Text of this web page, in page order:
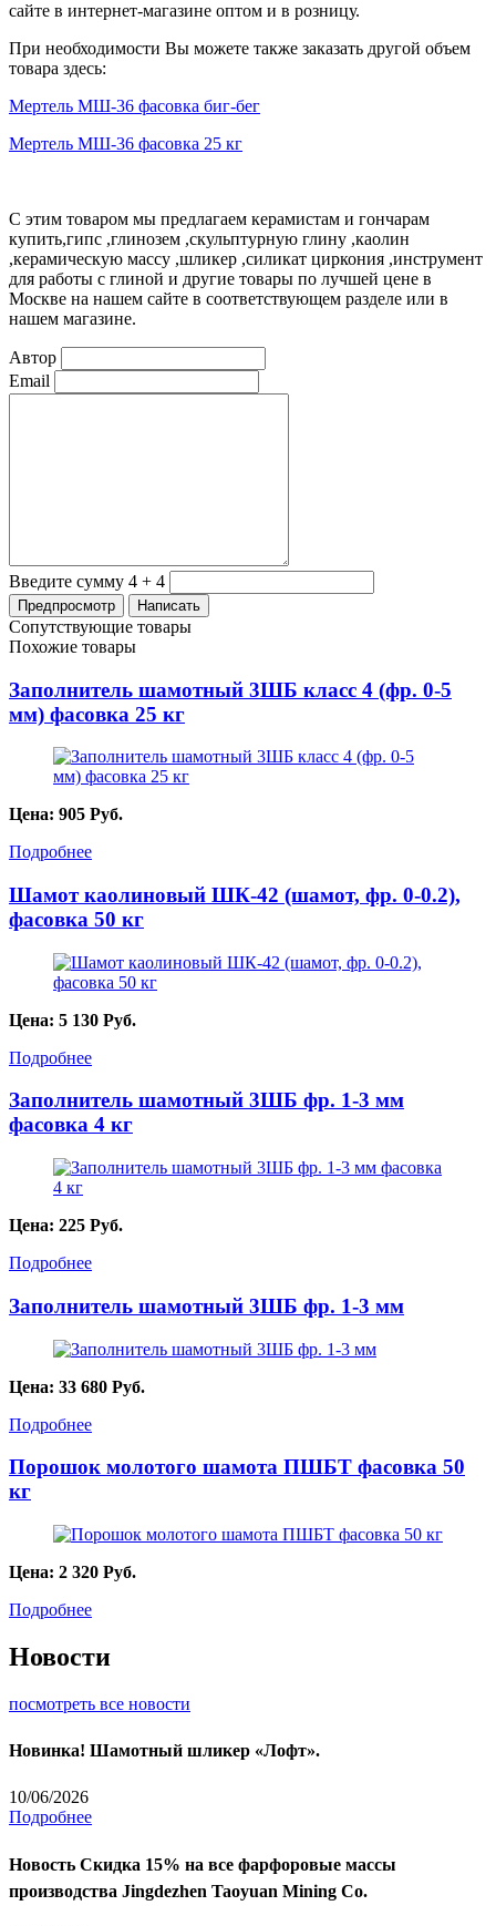
сайте в интернет-магазине оптом и в розницу.
При необходимости Вы можете также заказать другой объем
товара здесь:
Мертель МШ-36 фасовка биг-бег
Мертель МШ-36 фасовка 25 кг
С этим товаром мы предлагаем керамистам и гончарам
купить,гипс ,глинозем ,скульптурную глину ,каолин
,керамическую массу ,шликер ,силикат циркония ,инструмент
для работы с глиной и другие товары по лучшей цене в
Москве на нашем сайте в соответствующем разделе или в
нашем магазине.
Автор
Email
Введите сумму 4 + 4
Сопутствующие товары
Похожие товары
Заполнитель шамотный 3ШБ класс 4 (фр. 0-5
мм) фасовка 25 кг
Цена: 905 Руб.
Подробнее
Шамот каолиновый ШК-42 (шамот, фр. 0-0.2),
фасовка 50 кг
Цена: 5 130 Руб.
Подробнее
Заполнитель шамотный 3ШБ фр. 1-3 мм
фасовка 4 кг
Цена: 225 Руб.
Подробнее
Заполнитель шамотный 3ШБ фр. 1-3 мм
Цена: 33 680 Руб.
Подробнее
Порошок молотого шамота ПШБТ фасовка 50
кг
Цена: 2 320 Руб.
Подробнее
Новости
посмотреть все новости
Новинка! Шамотный шликер «Лофт».
10/06/2026
Подробнее
Новость Скидка 15% на все фарфоровые массы
производства Jingdezhen Taoyuan Mining Co.